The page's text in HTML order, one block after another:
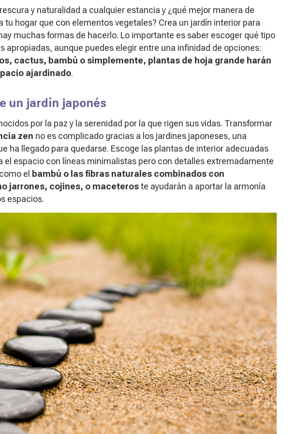
y naturalidad a cualquier estancia y ¿qué mejor manera de
tu hogar que con elementos vegetales? Crea un jardín interior para
muchas formas de hacerlo. Lo importante es saber escoger qué tipo
apropiadas, aunque puedes elegir entre una infinidad de opciones:
cactus, bambú o simplemente, plantas de hoja grande harán
ajardinado.
un jardín japonés
por la paz y la serenidad por la que rigen sus vidas. Transformar
zen no es complicado gracias a los jardines japoneses, una
ha llegado para quedarse. Escoge las plantas de interior adecuadas
el espacio con líneas minimalistas pero con detalles extremadamente
el bambú o las fibras naturales combinados con
jarrones, cojines, o maceteroste ayudarán a aportar la armonía
espacios.